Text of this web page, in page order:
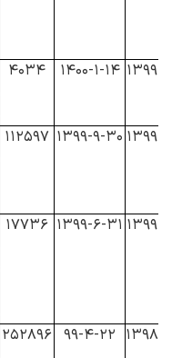
۱۳۹۹ ۱۴۰۰-۱-۱۴ ۴۰۳۴
۱۳۹۹ ۱۳۹۹-۹-۳۰ ۱۱۲۵۹۷
۱۳۹۹ ۱۳۹۹-۶-۳۱ ۱۷۷۳۶
۱۳۹۸ ۹۹-۴-۲۲ ۲۵۲۸۹۶